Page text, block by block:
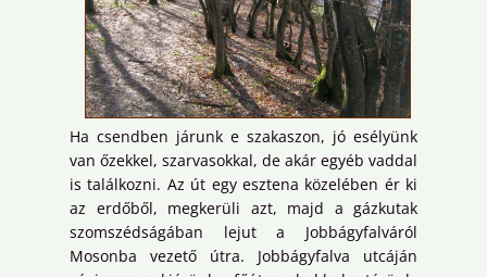
Ha csendben járunk e szakaszon, jó esélyünk
van őzekkel, szarvasokkal, de akár egyéb vaddal
is találkozni. Az út egy esztena közelében ér ki
az erdőből, megkerüli azt, majd a gázkutak
szomszédságában lejut a Jobbágyfalváról
Mosonba vezető útra. Jobbágyfalva utcáján